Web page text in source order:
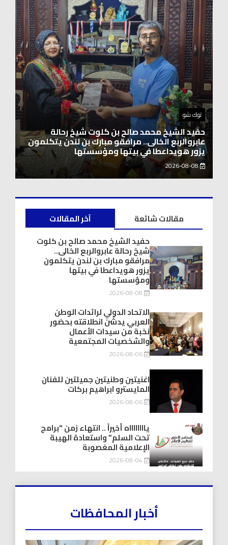
اخبار العرب
الاتحاد الدولي لرائدات الوطن العربي يدشّن انطلاقته
بحضور نخبة من سيدات الأعمال والشخصيات
المجتمعية
2026-08-06
آخر المقالات
مقالات شائعة
حفيد الشيخ محمد صالح بن كلوت
شيخ رحالة عابروالربع الخالى..
مرافقو مبارك بن لندن يتكلمون
يزور هويداعطا في بيتها
ومؤسستها
2026-08-08
الاتحاد الدولي لرائدات الوطن
العربي يدشّن انطلاقته بحضور
نخبة من سيدات الأعمال
والشخصيات المجتمعية
2026-08-06
اغنيتين وطنيتين جميلتين للفنان
المايسترو ابراهيم بركات
2026-08-06
يااااااااه أخيراً .. انتهاء زمن “برامج
تحت السلم” واستعادة الهيبة
الإعلامية المغصوبة
2026-08-04
أخبار المحافظات